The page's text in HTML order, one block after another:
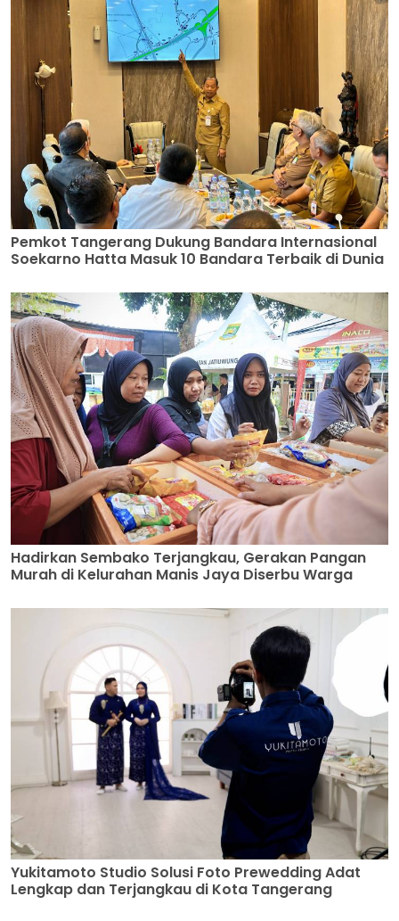
Pemkot Tangerang Dukung Bandara Internasional
Soekarno Hatta Masuk 10 Bandara Terbaik di Dunia
Hadirkan Sembako Terjangkau, Gerakan Pangan
Murah di Kelurahan Manis Jaya Diserbu Warga
Yukitamoto Studio Solusi Foto Prewedding Adat
Lengkap dan Terjangkau di Kota Tangerang